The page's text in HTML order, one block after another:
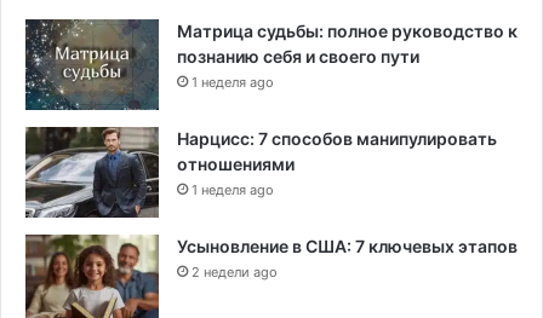
Матрица судьбы: полное руководство к
познанию себя и своего пути
1 неделя ago
Нарцисс: 7 способов манипулировать
отношениями
1 неделя ago
Усыновление в США: 7 ключевых этапов
2 недели ago